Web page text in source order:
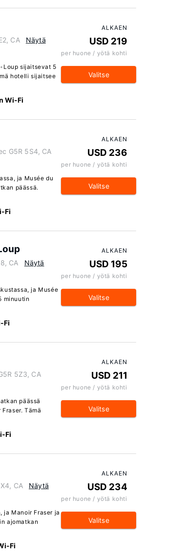
CA
Näytä
Loup sijaitsevat 5
hotelli sijaitsee
Wi-Fi
ALKAEN
USD 219
per huone / yötä kohti
Valitse
G5R 5S4, CA
ja Musée du
päässä.
Fi
ALKAEN
USD 236
per huone / yötä kohti
Valitse
CA
Näytä
ja Musée
minuutin
Fi
ALKAEN
USD 195
per huone / yötä kohti
Valitse
5Z3, CA
päässä
Tämä
Fi
ALKAEN
USD 211
per huone / yötä kohti
Valitse
CA
Näytä
ja Manoir Fraser ja
ajomatkan
Fi
ALKAEN
USD 234
per huone / yötä kohti
Valitse